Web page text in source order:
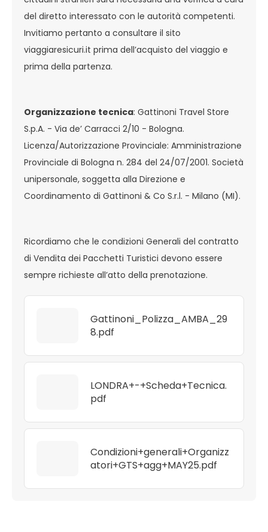
del diretto interessato con le autorità competenti.
Invitiamo pertanto a consultare il sito
viaggiaresicuri.it prima dell’acquisto del viaggio e
prima della partenza.
Organizzazione tecnica: Gattinoni Travel Store
S.p.A. - Via de’ Carracci 2/10 - Bologna.
Licenza/Autorizzazione Provinciale: Amministrazione
Provinciale di Bologna n. 284 del 24/07/2001. Società
unipersonale, soggetta alla Direzione e
Coordinamento di Gattinoni & Co S.r.l. - Milano (MI).
Ricordiamo che le condizioni Generali del contratto
di Vendita dei Pacchetti Turistici devono essere
sempre richieste all’atto della prenotazione.
Gattinoni_Polizza_AMBA_29
8.pdf
LONDRA+-+Scheda+Tecnica.
pdf
Condizioni+generali+Organizz
atori+GTS+agg+MAY25.pdf